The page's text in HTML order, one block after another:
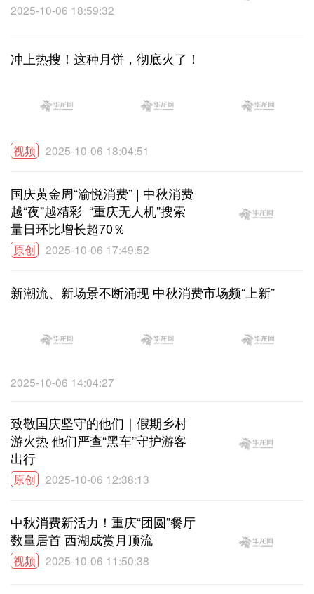
2025-10-06 18:59:32
冲上热搜！这种月饼，彻底火了！
视频 2025-10-06 18:04:51
国庆黄金周“渝悦消费” | 中秋消费
越“夜”越精彩 “重庆无人机”搜索
量日环比增长超70％
原创 2025-10-06 17:49:52
新潮流、新场景不断涌现 中秋消费市场频“上新”
2025-10-06 14:04:27
致敬国庆坚守的他们｜假期乡村
游火热 他们严查“黑车”守护游客
出行
原创 2025-10-06 12:38:13
中秋消费新活力！重庆“团圆”餐厅
数量居首 西湖成赏月顶流
视频 2025-10-06 11:50:38